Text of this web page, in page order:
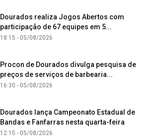
Dourados realiza Jogos Abertos com
participação de 67 equipes em 5...
18:15 - 05/08/2026
Procon de Dourados divulga pesquisa de
preços de serviços de barbearia...
16:30 - 05/08/2026
Dourados lança Campeonato Estadual de
Bandas e Fanfarras nesta quarta-feira
12:15 - 05/08/2026